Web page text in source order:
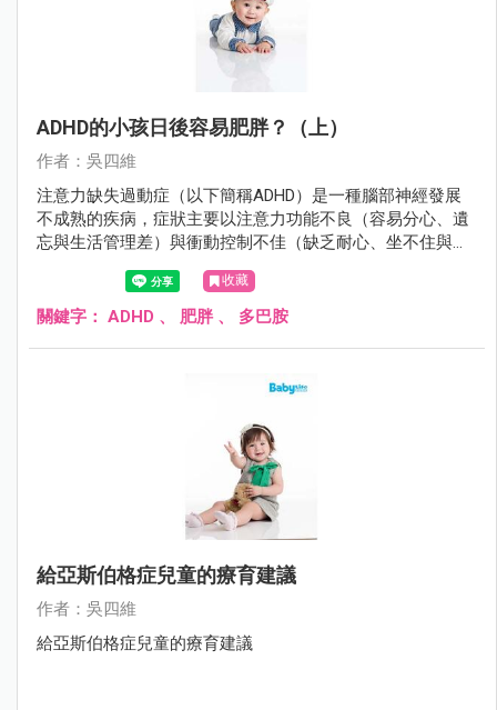
ADHD的小孩日後容易肥胖？（上）
作者：吳四維
注意力缺失過動症（以下簡稱ADHD）是一種腦部神經發展
不成熟的疾病，症狀主要以注意力功能不良（容易分心、遺
忘與生活管理差）與衝動控制不佳（缺乏耐心、坐不住與控
制不住行為）來表現，若未經治療常嚴重且長期影響小孩未
來的學習成就、人際關係與人格發展。患者通常自學齡前就
開始現症狀，且有40％的患者症狀會持續到成人，儘早提供
收藏
關鍵字： ADHD 、 肥胖、 多巴胺
給亞斯伯格症兒童的療育建議
作者：吳四維
給亞斯伯格症兒童的療育建議